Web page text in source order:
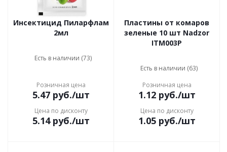
Инсектицид Пиларфлам
2мл
Есть в наличии (73)
Розничная цена
5.47руб./шт
Цена по дисконту
5.14руб./шт
Пластины от комаров
зеленые 10 шт Nadzor
ITM003P
Есть в наличии (63)
Розничная цена
1.12руб./шт
Цена по дисконту
1.05руб./шт